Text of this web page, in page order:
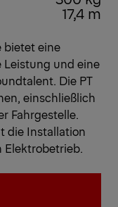
17,4 m
bietet eine
Leistung und eine
Die PT
einschließlich
Fahrgestelle.
die Installation